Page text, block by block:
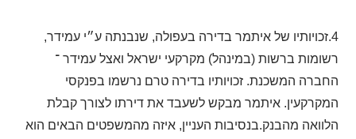
4.זכויותיו של איתמר בדירה בעפולה, שנבנתה ע״י עמידר,
רשומות ברשות (במינהל) מקרקעי ישראל ואצל עמידר ־
החברה המשכנת. זכויותיו בדירה טרם נרשמו בפנקסי
המקרקעין. איתמר מבקש לשעבד את דירתו לצורך קבלת
הלוואה מהבנק.בנסיבות העניין, איזה מהמשפטים הבאים הוא